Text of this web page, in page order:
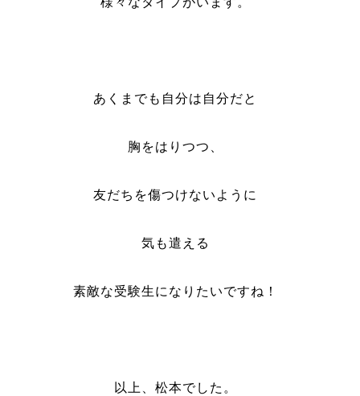
あくまでも自分は自分だと
胸をはりつつ、
友だちを傷つけないように
気も遣える
素敵な受験生になりたいですね！
以上、松本でした。